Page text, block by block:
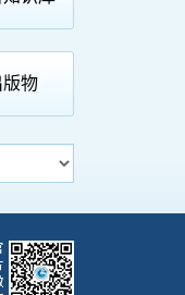
版物